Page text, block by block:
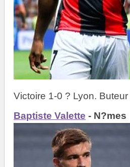
Victoire 1-0 ? Lyon.
Baptiste Valette - N?mes